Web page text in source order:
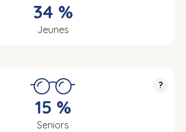
34 %
Jeunes
?
15 %
Seniors